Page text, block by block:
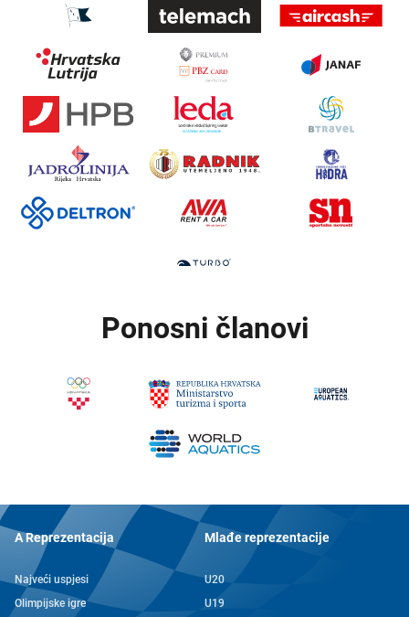
Ponosni članovi
A Reprezentacija
Najveći uspjesi
Olimpijske igre
Mlađe reprezentacije
U20
U19